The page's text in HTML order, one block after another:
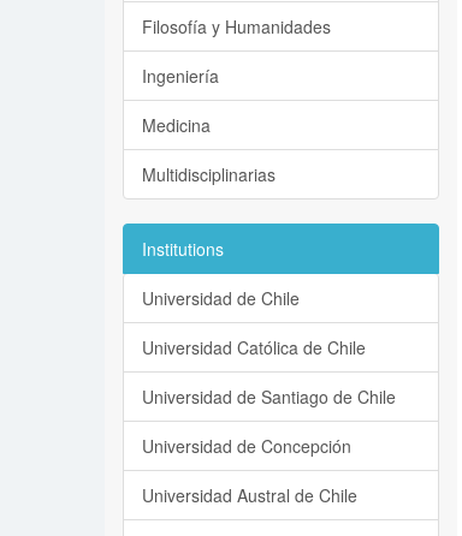
Filosofía y Humanidades
Ingeniería
Medicina
Multidisciplinarias
Institutions
Universidad de Chile
Universidad Católica de Chile
Universidad de Santiago de Chile
Universidad de Concepción
Universidad Austral de Chile